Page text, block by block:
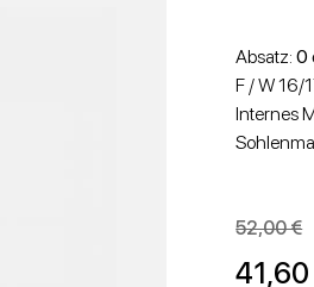
Absatz:0
F / W 16/
Internes
52,00 €